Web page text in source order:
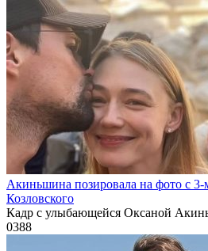
Акиньшина позировала на фото с
Козловского
Кадр с улыбающейся Оксаной
0388